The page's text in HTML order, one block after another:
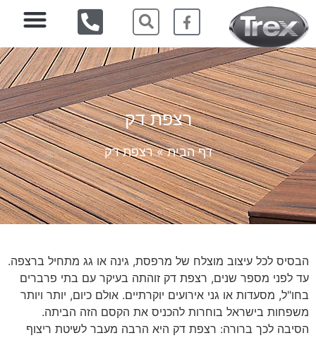
רצפת דק
דף הבית»רצפת דק
הבסיס לכל עיצוב מוצלח של מרפסת, גינה או גג מתחיל ברצפה.
עד לפני מספר שנים, רצפת דק זוהתה בעיקר עם בתי פרברים
בחו"ל, מסעדות או גני אירועים יוקרתיים. אולם כיום, יותר ויותר
משפחות בישראל בוחרות להכניס את הקסם הזה הביתה.
הסיבה לכך ברורה: רצפת דק היא הרבה מעבר לשיטת ריצוף